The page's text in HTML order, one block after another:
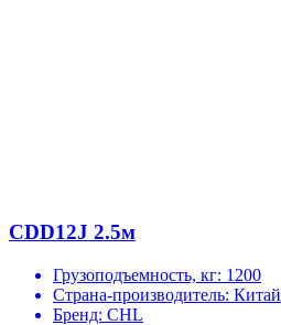
CDD12J 2.5м
Грузоподъемность, кг: 1200
Страна-производитель: Китай
Бренд: CHL